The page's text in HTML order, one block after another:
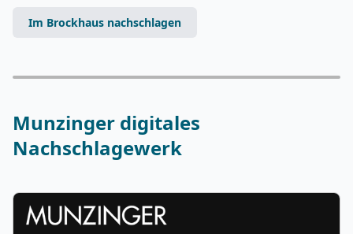
Im Brockhaus nachschlagen
Munzinger digitales
Nachschlagewerk